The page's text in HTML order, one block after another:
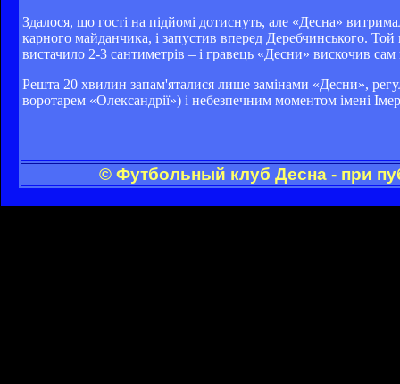
Здалося, що гості на підйомі дотиснуть, але «Десна»
карного майданчика, і запустив вперед Деребчинського. Той
вистачило 2-3 сантиметрів – і гравець «Десни» вискочив
Решта 20 хвилин запам'яталися лише замінами «Десни»,
воротарем «Олександрії») і небезпечним моментом імені
© Футбольный клуб Десна - при